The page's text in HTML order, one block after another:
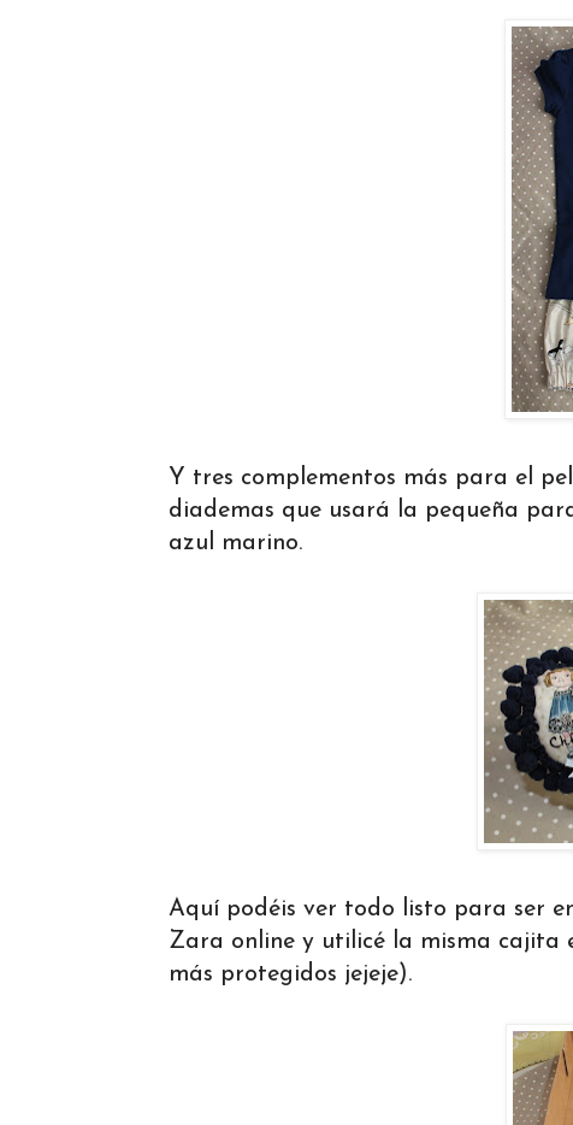
Y tres complementos más para el
diademas que usará la pequeña
azul marino.
Aquí podéis ver todo listo para ser
Zara online y utilicé la misma cajita
más protegidos jejeje).